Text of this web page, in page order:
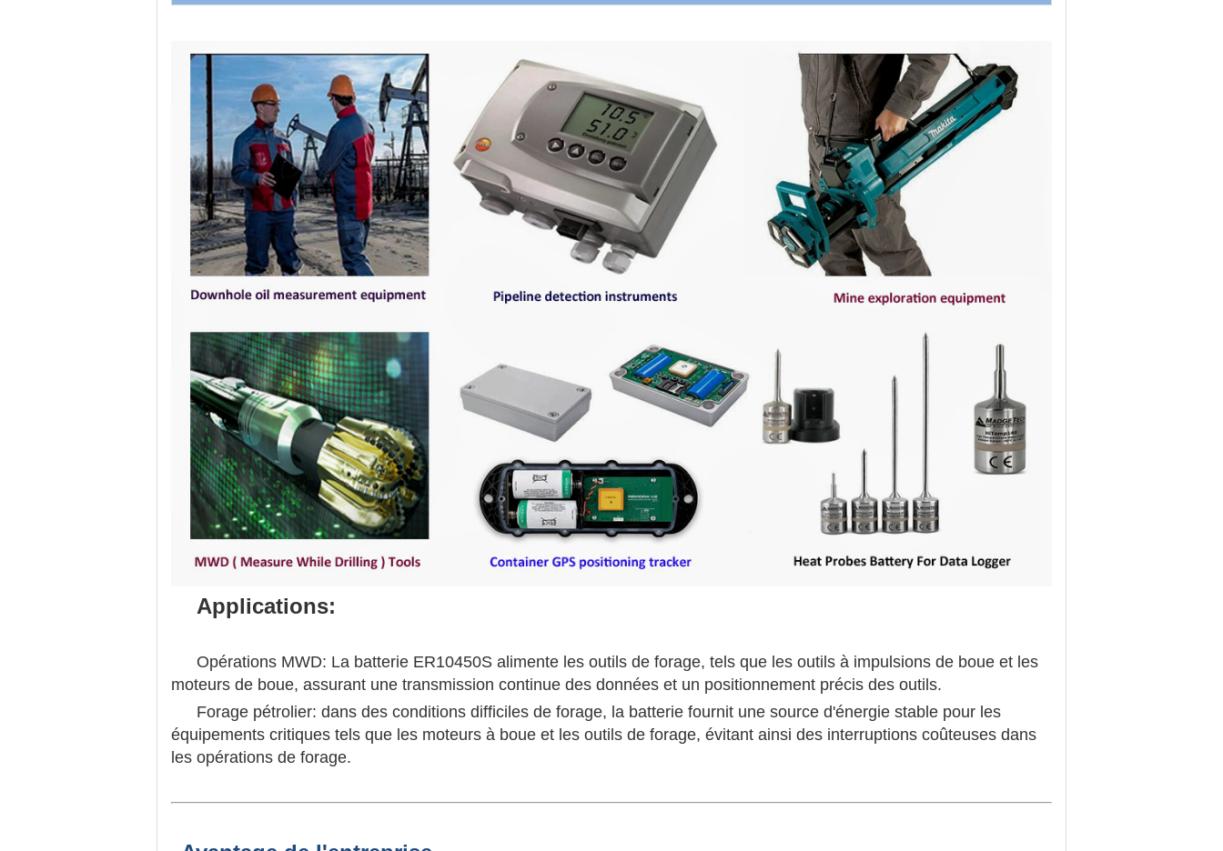
Applications:
Opérations MWD: La batterie ER10450S alimente les outils de forage, tels que les outils à impulsions de boue et les
moteurs de boue, assurant une transmission continue des données et un positionnement précis des outils.
Forage pétrolier: dans des conditions difficiles de forage, la batterie fournit une source d'énergie stable pour les
équipements critiques tels que les moteurs à boue et les outils de forage, évitant ainsi des interruptions coûteuses dans
les opérations de forage.